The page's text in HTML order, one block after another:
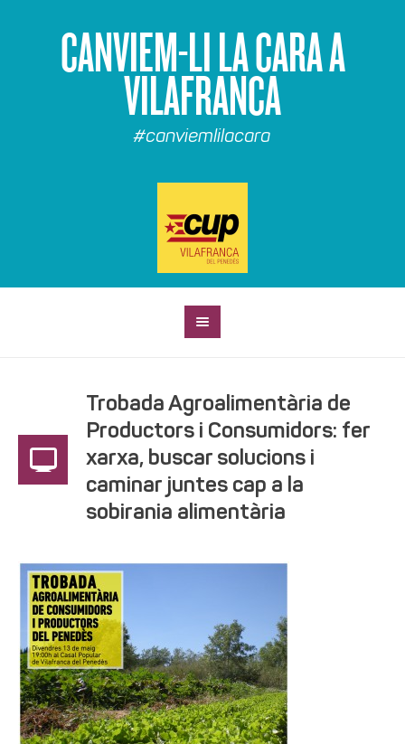
CANVIEM-LI LA CARA A
VILAFRANCA
#canviemlilacara
Trobada Agroalimentària de
Productors i Consumidors: fer
xarxa, buscar solucions i
caminar juntes cap a la
sobirania alimentària